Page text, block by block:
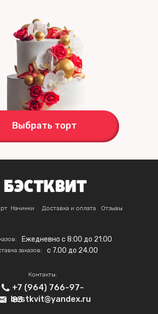
Выбрать торт
Контакты:
Начинки Доставка и оплата Отзывы
Ежедневно с 8:00 до 21:00
заказов: c 7.00 до 24.00
bestkvit@yandex.ru
+7 (964) 766-97-
83